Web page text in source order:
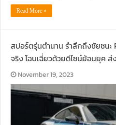
Read More »
สปอร์ตรุ่นตำนาน รำลึกถึงชัยชน
จริง โฉบเฉี่ยวด้วยดีไซน์ย้อนยุค ส่
November 19, 2023